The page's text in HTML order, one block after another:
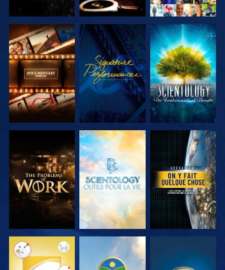
DÉCOUVRIR
LES SÉRIES
REGARDER
DÉCOUVRIR
LES SÉRIES
DÉCOUVRIR
LES SÉRIES
DÉCOUVRIR
LES SÉRIES
REGARDER
REGARDER REGARDER REGARDER